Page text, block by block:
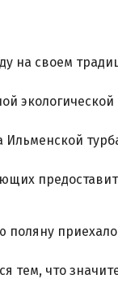
на своем
Ильменской
приехало
тем, что